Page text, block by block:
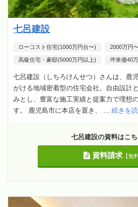
七呂建設
ローコスト住宅(1000万円台〜) 2000万円
高級住宅・豪邸(5000万円以上) 坪単価40
七呂建設（しちろけんせつ）さんは、鹿
がける地域密着型の住宅会社。自由設計
みとし、豊富な施工実績と提案力で理想
す。 鹿児島市に本店を置き、 ... 続きを
七呂建設の資料はこ
資料請求【無料